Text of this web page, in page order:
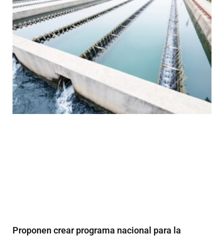
Proponen crear programa nacional para la